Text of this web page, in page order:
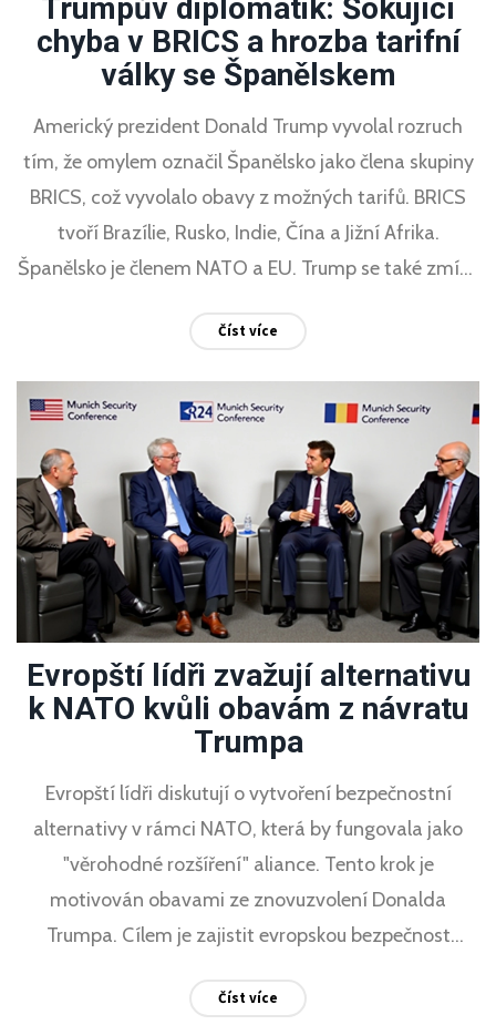
Trumpův diplomatik: Šokující
chyba v BRICS a hrozba tarifní
války se Španělskem
Americký prezident Donald Trump vyvolal rozruch
tím, že omylem označil Španělsko jako člena skupiny
BRICS, což vyvolalo obavy z možných tarifů. BRICS
tvoří Brazílie, Rusko, Indie, Čína a Jižní Afrika.
Španělsko je členem NATO a EU. Trump se také zmínil
100% clem na obchodní vztahy mezi USA a
Číst více
Evropští lídři zvažují alternativu
k NATO kvůli obavám z návratu
Trumpa
Evropští lídři diskutují o vytvoření bezpečnostní
alternativy v rámci NATO, která by fungovala jako
"věrohodné rozšíření" aliance. Tento krok je
motivován obavami ze znovuzvolení Donalda
Trumpa. Cílem je zajistit evropskou bezpečnost
smýšlející prezident opět přišel k moci. Alternativa by
Číst více